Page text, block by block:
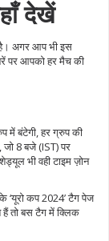
देखें
अगर आप भी इस
पर आपको हर मैच की
में बंटेगी, हर ग्रुप की
जो 8 बजे (IST) पर
भी वही टाइम ज़ोन
कप 2024’ टैग पेज
हैं तो बस टैग में क्लिक